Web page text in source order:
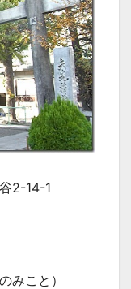
2-14-1
みこと）